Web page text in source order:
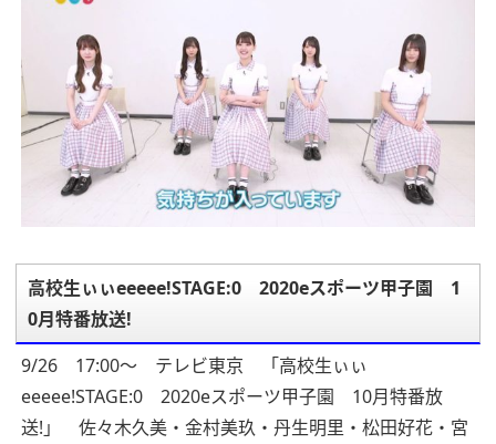
高校生ぃぃeeeee!STAGE:0 2020eスポーツ甲子園 1
0月特番放送!
9/26 17:00～ テレビ東京 「高校生ぃぃ
eeeee!STAGE:0 2020eスポーツ甲子園 10月特番放
送!」 佐々木久美・金村美玖・丹生明里・松田好花・宮